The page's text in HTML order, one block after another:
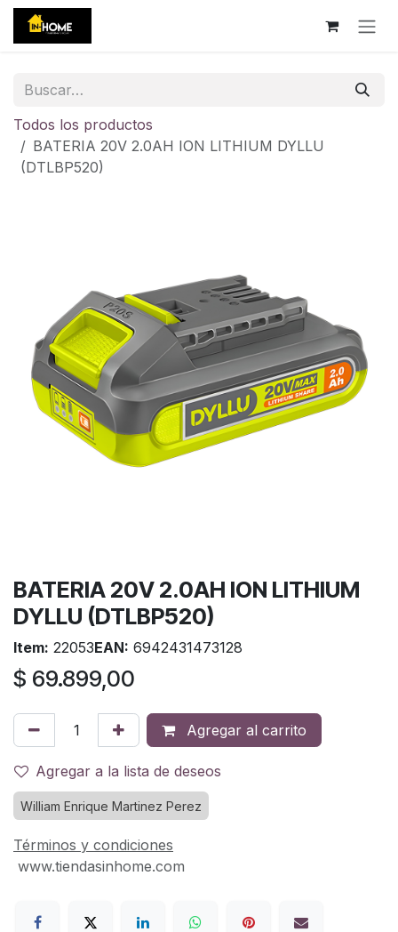
Ir al contenido
Todos los productos
BATERIA 20V 2.0AH ION LITHIUM DYLLU
(DTLBP520)
BATERIA 20V 2.0AH ION LITHIUM
DYLLU (DTLBP520)
Item: 22053EAN: 6942431473128
$ 69.899,00
Agregar al carrito
Agregar a la lista de deseos
William Enrique Martinez Perez
Términos y condiciones
www.tiendasinhome.com